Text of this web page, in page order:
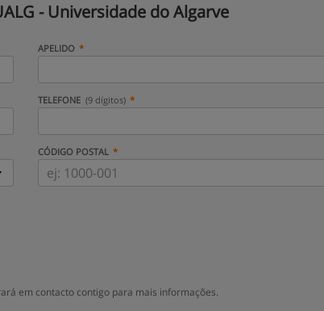
- Universidade do Algarve
APELIDO
TELEFONE (9 dígitos)
CÓDIGO POSTAL
em contacto contigo para mais informações.